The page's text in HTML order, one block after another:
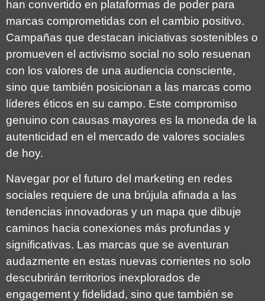
han convertido en plataformas de poder para
marcas comprometidas con el cambio positivo.
Campañas que destacan iniciativas sostenibles o
promueven el activismo social no solo resuenan
con los valores de una audiencia consciente,
sino que también posicionan a las marcas como
líderes éticos en su campo. Este compromiso
genuino con causas mayores es la moneda de la
autenticidad en el mercado de valores sociales
de hoy.
Navegar por el futuro del marketing en redes
sociales requiere de una brújula afinada a las
tendencias innovadoras y un mapa que dibuje
caminos hacia conexiones más profundas y
significativas. Las marcas que se aventuran
audazmente en estas nuevas corrientes no solo
descubrirán territorios inexplorados de
engagement y fidelidad, sino que también se